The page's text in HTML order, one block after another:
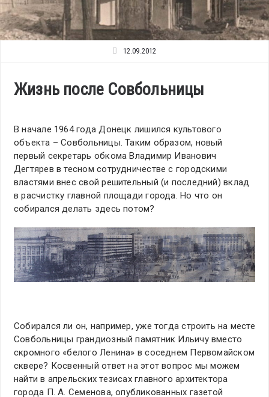
12.09.2012
Жизнь после Совбольницы
В начале 1964 года Донецк лишился культового
объекта – Совбольницы. Таким образом, новый
первый секретарь обкома Владимир Иванович
Дегтярев в тесном сотрудничестве с городскими
властями внес свой решительный (и последний) вклад
в расчистку главной площади города. Но что он
собирался делать здесь потом?
Собирался ли он, например, уже тогда строить на месте
Совбольницы грандиозный памятник Ильичу вместо
скромного «белого Ленина» в соседнем Первомайском
сквере? Косвенный ответ на этот вопрос мы можем
найти в апрельских тезисах главного архитектора
города П. А. Семенова, опубликованных газетой